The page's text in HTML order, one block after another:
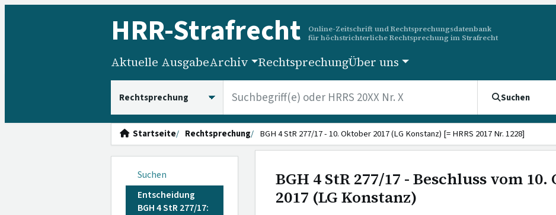
HRR-Strafrecht
Online-Zeitschrift und Rechtsprechungsdatenbank
für höchstrichterliche Rechtsprechung im Strafrecht
Aktuelle AusgabeArchiv RechtsprechungÜber uns
Suchen
Startseite Rechtsprechung BGH 4 StR 277/17 - 10. Oktober 2017 (LG Konstanz) [= HRRS 2017 Nr. 1228]
Suchen
Entscheidung
BGH 4 StR 277/17:
BGH 4 StR 277/17 - Beschluss vom
2017 (LG Konstanz)